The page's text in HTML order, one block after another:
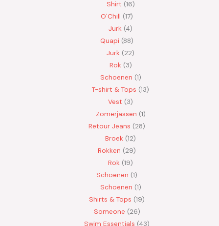
Shirt 16
O'Chill 17
Jurk 4
Quapi 88
Jurk 22
Rok 3
Schoenen 1
T-shirt & Tops 13
Vest
3
Zomerjassen 1
Retour Jeans
28
Broek 12
Rokken
29
Rok 19
Schoenen 1
Schoenen 1
Shirts & Tops 19
Someone 26
Swim Essentials 43